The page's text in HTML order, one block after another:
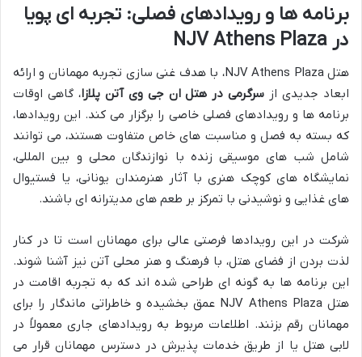
برنامه ها و رویدادهای فصلی: تجربه ای پویا
در NJV Athens Plaza
هتل NJV Athens Plaza، با هدف غنی سازی تجربه مهمانان و ارائه
ابعاد جدیدی از سرگرمی در هتل ان جی وی آتن پلازا، گاهی اوقات
برنامه ها و رویدادهای فصلی خاصی را برگزار می کند. این رویدادها،
که بسته به فصل و مناسبت های خاص متفاوت هستند، می توانند
شامل شب های موسیقی زنده با نوازندگان محلی و بین المللی،
نمایشگاه های کوچک هنری با آثار هنرمندان یونانی، یا فستیوال
های غذایی و نوشیدنی با تمرکز بر طعم های مدیترانه ای باشند.
شرکت در این رویدادها فرصتی عالی برای مهمانان است تا در کنار
لذت بردن از فضای هتل، با فرهنگ و هنر محلی آتن نیز آشنا شوند.
این برنامه ها به گونه ای طراحی شده اند که به تجربه اقامت در
هتل NJV Athens Plaza عمق بخشیده و خاطراتی ماندگار را برای
مهمانان رقم بزنند. اطلاعات مربوط به رویدادهای جاری معمولاً در
لابی هتل یا از طریق خدمات پذیرش در دسترس مهمانان قرار می